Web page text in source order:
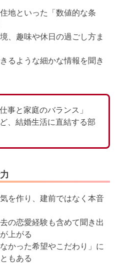
地といった「数値的な条
、趣味や休日の過ごし方ま
るような細かな情報を聞き
事と家庭のバランス」
、結婚生活に直結する部
を作り、建前ではなく本音
の恋愛経験も含めて聞き出
上がる
かった希望やこだわり」に
もある